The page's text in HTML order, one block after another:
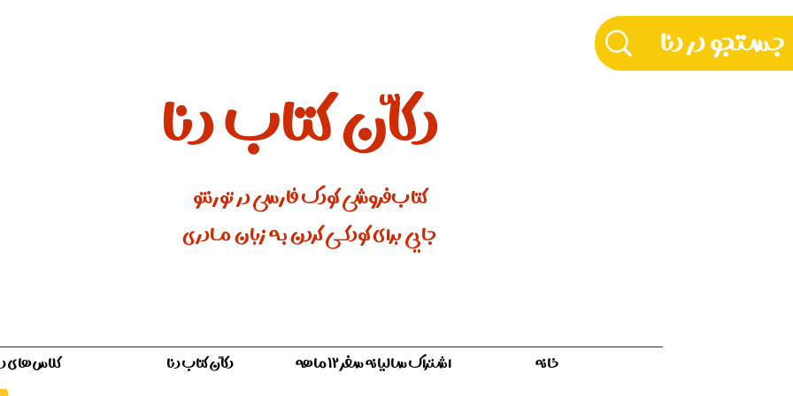
دکّان کتاب دنا
کتاب‌فروشی کودک فارسی در تورنتو
جایی برای کودکـــی کردن بـه زبان مـادری
خانه اشتراک سالیانه سفر ۱۲ ماهه دکّان کتاب دنا کلاس‌های